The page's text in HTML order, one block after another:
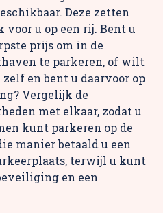
Deze zetten
u op een rij. Bent u
prijs om in de
te parkeren, of wilt
en bent u daarvoor op
Vergelijk de
met elkaar, zodat u
kunt parkeren op de
manier betaald u een
terwijl u kunt
en een